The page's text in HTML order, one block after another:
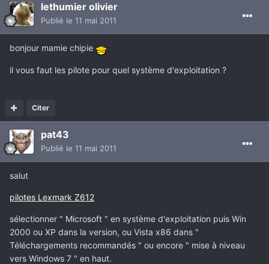
lethumier olivier
Publié le 11 mai 2011
bonjour mamie chipie
il vous faut les pilote pour quel système d'exploitation ?
Citer
pat43
Publié le 11 mai 2011
salut
pilotes Lexmark Z612
sélectionner " Microsoft " en système d'exploitation puis Win
2000 ou XP dans la version, ou Vista x86 dans "
Téléchargements recommandés " ou encore " mise à niveau
vers Windows 7 " en haut.